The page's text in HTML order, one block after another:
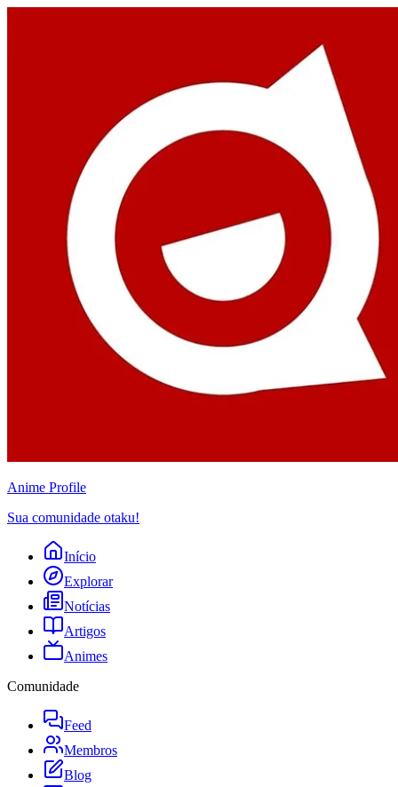
Anime Profile
Sua comunidade otaku!
Início
Explorar
Notícias
Artigos
Animes
Comunidade
Feed
Membros
Blog